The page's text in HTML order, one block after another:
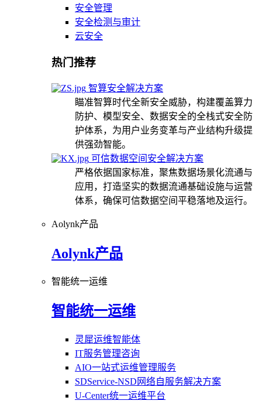
安全管理
安全检测与审计
云安全
热门推荐
智算安全解决方案
瞄准智算时代全新安全威胁，构建覆盖算力
防护、模型安全、数据安全的全栈式安全防
护体系，为用户业务变革与产业结构升级提
供强劲智能。
可信数据空间安全解决方案
严格依据国家标准，聚焦数据场景化流通与
应用，打造坚实的数据流通基础设施与运营
体系，确保可信数据空间平稳落地及运行。
Aolynk产品
Aolynk产品
智能统一运维
智能统一运维
灵犀运维智能体
IT服务管理咨询
AIO一站式运维管理服务
SDService-NSD网络自服务解决方案
U-Center统一运维平台